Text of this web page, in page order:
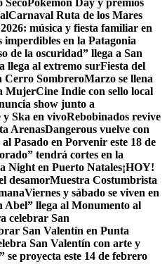
SecoPokémon Day y premios
Carnaval Ruta de los Mares
música y fiesta familiar en
imperdibles en la Patagonia
de la oscuridad” llega a San
llega al extremo surFiesta del
Cerro SombreroMarzo se llena
MujerCine Indie con sello local
show junto a
y Ska en vivoRebobinados revive
ArenasDangerous vuelve con
al Pasado en Porvenir este 18 de
tendrá cortes en la
Night en Puerto Natales¡HOY!
desamorMuestra Costumbrista
Viernes y sábado se viven en
Abel” llega al Monumento al
celebrar San
San Valentín en Punta
San Valentín con arte y
se proyecta este 14 de febrero